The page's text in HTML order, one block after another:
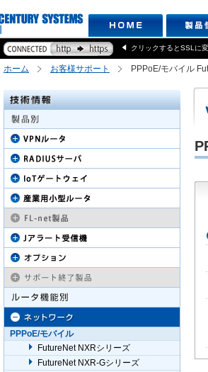
クリックするとSSLに
ホーム お客様サポート PPPoE/モバイル
PPPoE/モバイル
FutureNet NXRシリーズ
FutureNet NXR-Gシリーズ